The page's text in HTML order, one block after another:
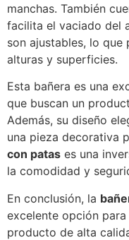
manchas. También
facilita el vaciado del
son ajustables, lo
alturas y superficies.
Esta bañera es una
que buscan un
Además, su diseño
una pieza decorativa
con patas es una
la comodidad y
En conclusión, la
excelente opción
producto de alta